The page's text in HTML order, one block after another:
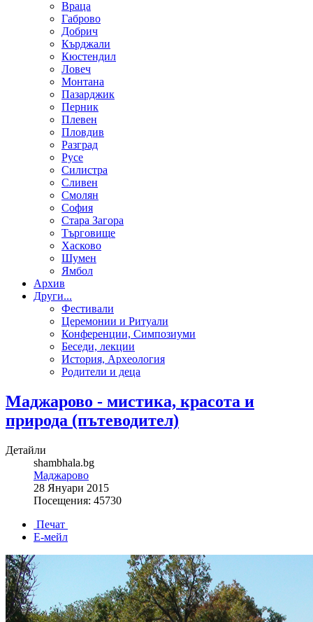
Враца
Габрово
Добрич
Кърджали
Кюстендил
Ловеч
Монтана
Пазарджик
Перник
Плевен
Пловдив
Разград
Русе
Силистра
Сливен
Смолян
София
Стара Загора
Търговище
Хасково
Шумен
Ямбол
Aрхив
Други...
Фестивали
Церемонии и Ритуали
Конференции, Симпозиуми
Беседи, лекции
История, Археология
Родители и деца
Маджарово - мистика, красота и
природа (пътеводител)
Детайли
shambhala.bg
Маджарово
28 Януари 2015
Посещения: 45730
Печат
Е-мейл